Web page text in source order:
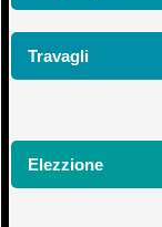
Travagli
Elezzione